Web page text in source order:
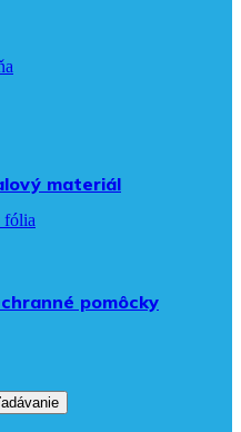
materiál
fólia
pomôcky